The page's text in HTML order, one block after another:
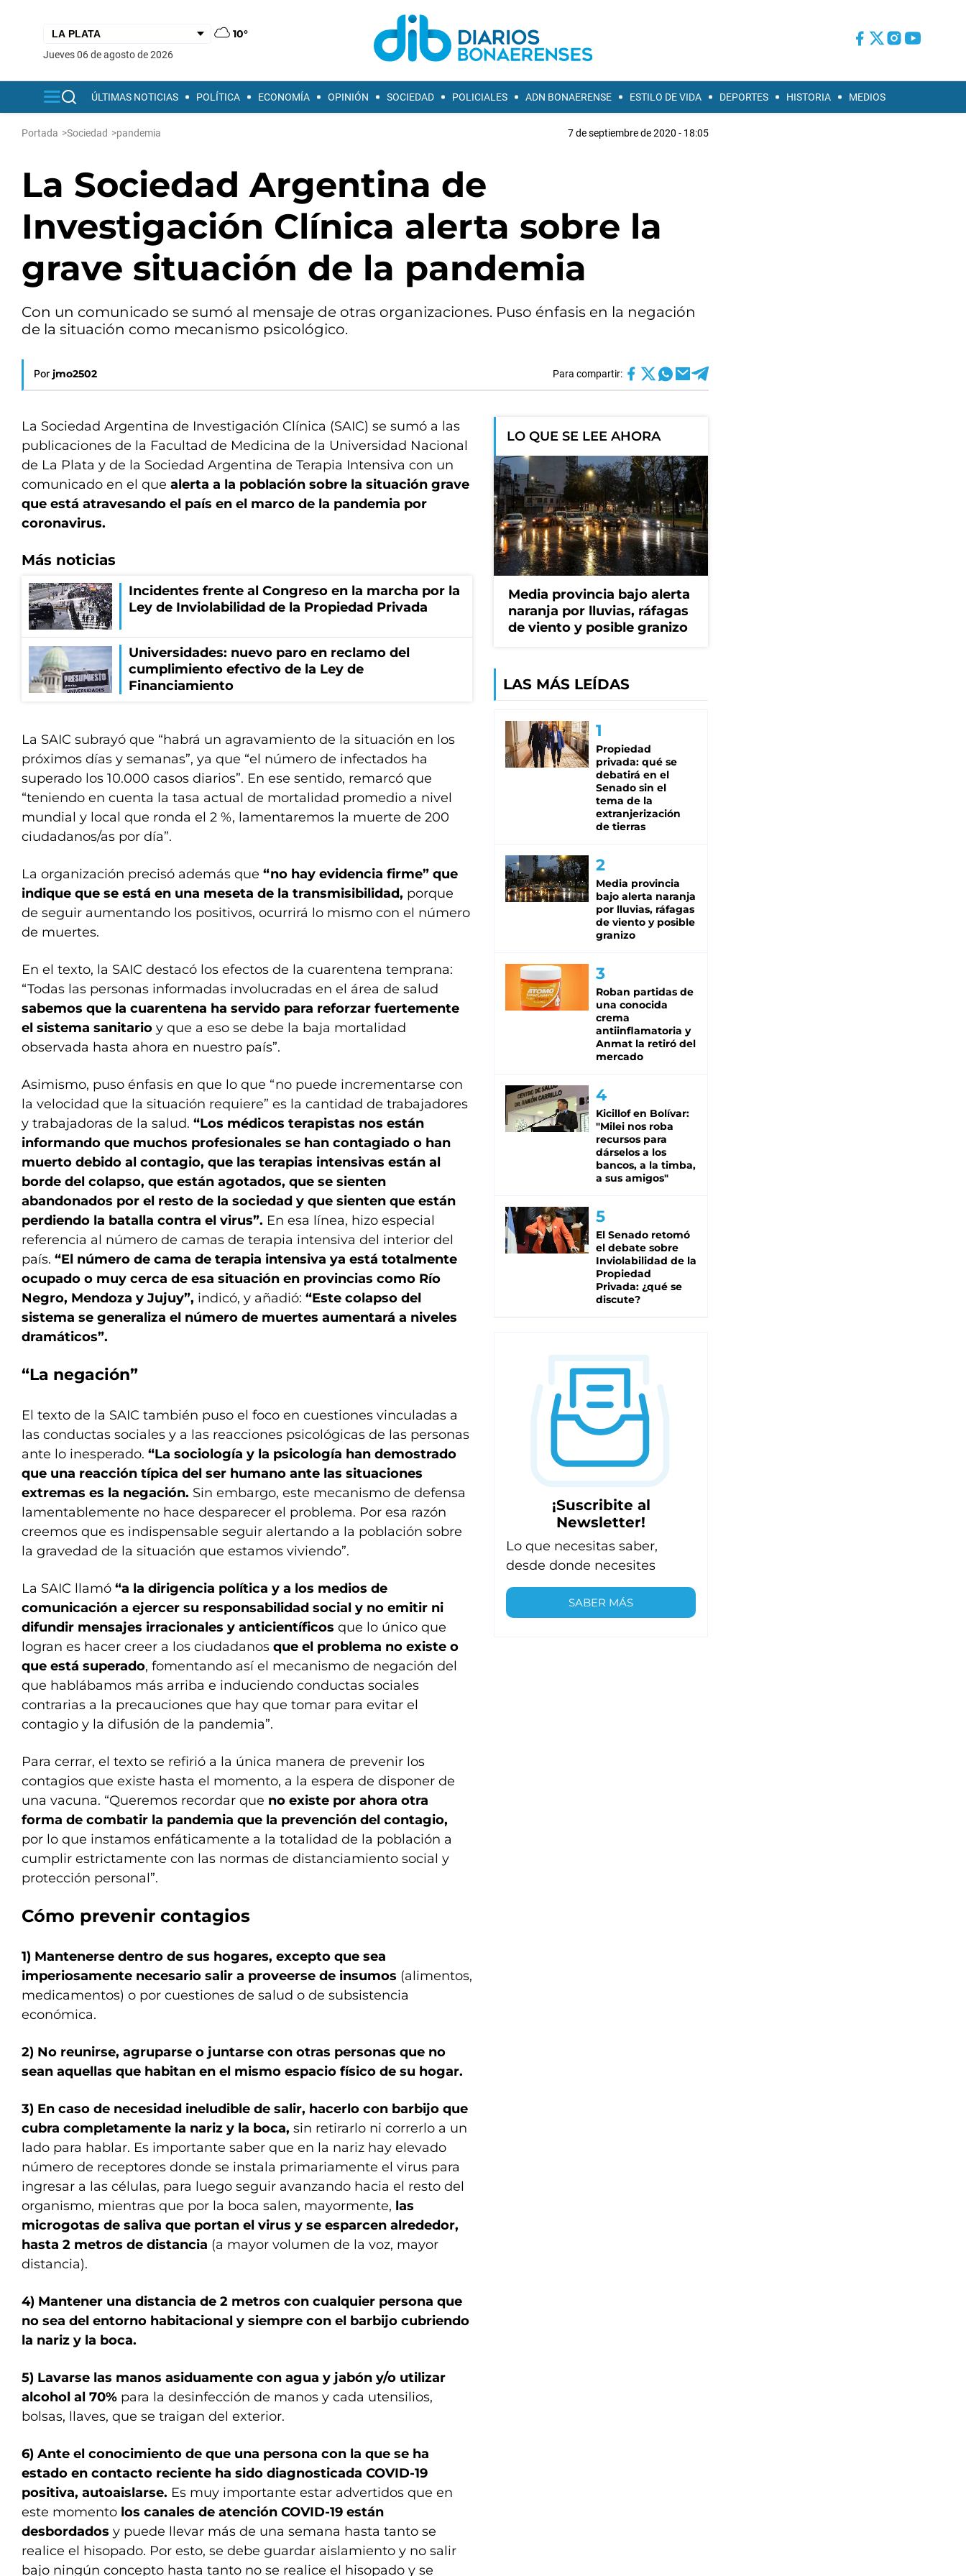
10°
jueves 06 de agosto de 2026
ÚLTIMAS NOTICIAS POLÍTICA ECONOMÍA OPINIÓN SOCIEDAD POLICIALES ADN BONAERENSE ESTILO DE VIDA DEPORTES HISTORIA MEDIOS
Portada >Sociedad >pandemia 7 de septiembre de 2020 - 18:05
La Sociedad Argentina de
Investigación Clínica alerta sobre la
grave situación de la pandemia
Con un comunicado se sumó al mensaje de otras organizaciones. Puso énfasis en la negación
de la situación como mecanismo psicológico.
Por jmo2502 Para compartir:
La Sociedad Argentina de Investigación Clínica (SAIC) se sumó a las
publicaciones de la Facultad de Medicina de la Universidad Nacional
de La Plata y de la Sociedad Argentina de Terapia Intensiva con un
comunicado en el que alerta a la población sobre la situación grave
que está atravesando el país en el marco de la pandemia por
coronavirus.
Más noticias
Incidentes frente al Congreso en la marcha por la
Ley de Inviolabilidad de la Propiedad Privada
Universidades: nuevo paro en reclamo del
cumplimiento efectivo de la Ley de
Financiamiento
La SAIC subrayó que “habrá un agravamiento de la situación en los
próximos días y semanas”, ya que “el número de infectados ha
superado los 10.000 casos diarios”. En ese sentido, remarcó que
“teniendo en cuenta la tasa actual de mortalidad promedio a nivel
mundial y local que ronda el 2 %, lamentaremos la muerte de 200
ciudadanos/as por día”.
La organización precisó además que “no hay evidencia firme” que
indique que se está en una meseta de la transmisibilidad, porque
de seguir aumentando los positivos, ocurrirá lo mismo con el número
de muertes.
En el texto, la SAIC destacó los efectos de la cuarentena temprana:
“Todas las personas informadas involucradas en el área de salud
sabemos que la cuarentena ha servido para reforzar fuertemente
el sistema sanitario y que a eso se debe la baja mortalidad
observada hasta ahora en nuestro país”.
Asimismo, puso énfasis en que lo que “no puede incrementarse con
la velocidad que la situación requiere” es la cantidad de trabajadores
y trabajadoras de la salud. “Los médicos terapistas nos están
informando que muchos profesionales se han contagiado o han
muerto debido al contagio, que las terapias intensivas están al
borde del colapso, que están agotados, que se sienten
abandonados por el resto de la sociedad y que sienten que están
perdiendo la batalla contra el virus”. En esa línea, hizo especial
referencia al número de camas de terapia intensiva del interior del
país. “El número de cama de terapia intensiva ya está totalmente
ocupado o muy cerca de esa situación en provincias como Río
Negro, Mendoza y Jujuy”, indicó, y añadió: “Este colapso del
sistema se generaliza el número de muertes aumentará a niveles
dramáticos”.
“La negación”
El texto de la SAIC también puso el foco en cuestiones vinculadas a
las conductas sociales y a las reacciones psicológicas de las personas
ante lo inesperado. “La sociología y la psicología han demostrado
que una reacción típica del ser humano ante las situaciones
extremas es la negación. Sin embargo, este mecanismo de defensa
lamentablemente no hace desparecer el problema. Por esa razón
creemos que es indispensable seguir alertando a la población sobre
la gravedad de la situación que estamos viviendo”.
La SAIC llamó “a la dirigencia política y a los medios de
comunicación a ejercer su responsabilidad social y no emitir ni
difundir mensajes irracionales y anticientíficos que lo único que
logran es hacer creer a los ciudadanos que el problema no existe o
que está superado, fomentando así el mecanismo de negación del
que hablábamos más arriba e induciendo conductas sociales
contrarias a la precauciones que hay que tomar para evitar el
contagio y la difusión de la pandemia”.
Para cerrar, el texto se refirió a la única manera de prevenir los
contagios que existe hasta el momento, a la espera de disponer de
una vacuna. “Queremos recordar que no existe por ahora otra
forma de combatir la pandemia que la prevención del contagio,
por lo que instamos enfáticamente a la totalidad de la población a
cumplir estrictamente con las normas de distanciamiento social y
protección personal”.
Cómo prevenir contagios
1) Mantenerse dentro de sus hogares, excepto que sea
imperiosamente necesario salir a proveerse de insumos (alimentos,
medicamentos) o por cuestiones de salud o de subsistencia
económica.
2) No reunirse, agruparse o juntarse con otras personas que no
sean aquellas que habitan en el mismo espacio físico de su hogar.
3) En caso de necesidad ineludible de salir, hacerlo con barbijo que
cubra completamente la nariz y la boca, sin retirarlo ni correrlo a un
lado para hablar. Es importante saber que en la nariz hay elevado
número de receptores donde se instala primariamente el virus para
ingresar a las células, para luego seguir avanzando hacia el resto del
organismo, mientras que por la boca salen, mayormente, las
microgotas de saliva que portan el virus y se esparcen alrededor,
hasta 2 metros de distancia (a mayor volumen de la voz, mayor
distancia).
4) Mantener una distancia de 2 metros con cualquier persona que
no sea del entorno habitacional y siempre con el barbijo cubriendo
la nariz y la boca.
5) Lavarse las manos asiduamente con agua y jabón y/o utilizar
alcohol al 70% para la desinfección de manos y cada utensilios,
bolsas, llaves, que se traigan del exterior.
6) Ante el conocimiento de que una persona con la que se ha
estado en contacto reciente ha sido diagnosticada COVID-19
positiva, autoaislarse. Es muy importante estar advertidos que en
este momento los canales de atención COVID-19 están
desbordados y puede llevar más de una semana hasta tanto se
realice el hisopado. Por esto, se debe guardar aislamiento y no salir
bajo ningún concepto hasta tanto no se realice el hisopado y se
LO QUE SE LEE AHORA
Media provincia bajo alerta
naranja por lluvias, ráfagas
de viento y posible granizo
LAS MÁS LEÍDAS
Propiedad
privada: qué se
debatirá en el
Senado sin el
tema de la
extranjerización
de tierras
Media provincia
bajo alerta naranja
por lluvias, ráfagas
de viento y posible
granizo
Roban partidas de
una conocida
crema
antiinflamatoria y
Anmat la retiró del
mercado
Kicillof en Bolívar:
"Milei nos roba
recursos para
dárselos a los
bancos, a la timba,
a sus amigos"
El Senado retomó
el debate sobre
Inviolabilidad de la
Propiedad
Privada: ¿qué se
discute?
¡Suscribite al
Newsletter!
Lo que necesitas saber,
desde donde necesites
SABER MÁS